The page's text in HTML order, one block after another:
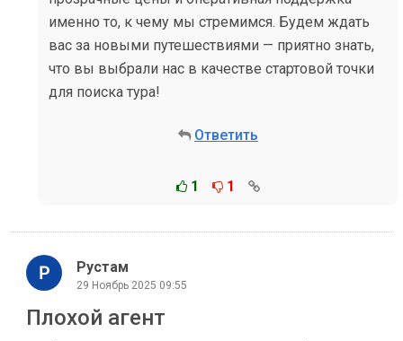
именно то, к чему мы стремимся. Будем ждать
вас за новыми путешествиями — приятно знать,
что вы выбрали нас в качестве стартовой точки
для поиска тура!
Ответить
1 1
Рустам
29 Ноябрь 2025 09:55
Плохой агент